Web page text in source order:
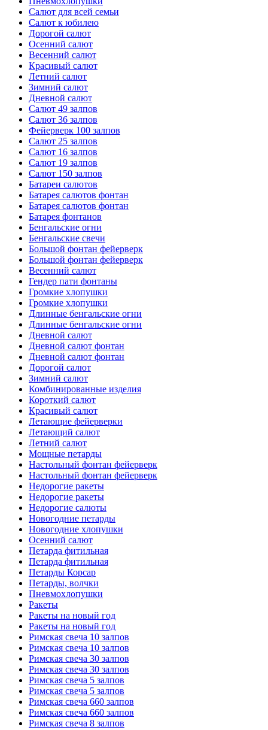
Салют для всей семьи
Салют к юбилею
Дорогой салют
Осенний салют
Весенний салют
Красивый салют
Летний салют
Зимний салют
Дневной салют
Салют 49 залпов
Салют 36 залпов
Фейерверк 100 залпов
Салют 25 залпов
Салют 16 залпов
Салют 19 залпов
Салют 150 залпов
Батареи салютов
Батарея салютов фонтан
Батарея салютов фонтан
Батарея фонтанов
Бенгальские огни
Бенгальские свечи
Большой фонтан фейерверк
Большой фонтан фейерверк
Весенний салют
Гендер пати фонтаны
Громкие хлопушки
Громкие хлопушки
Длинные бенгальские огни
Длинные бенгальские огни
Дневной салют
Дневной салют фонтан
Дневной салют фонтан
Дорогой салют
Зимний салют
Комбинированные изделия
Короткий салют
Красивый салют
Летающие фейерверки
Летающий салют
Летний салют
Мощные петарды
Настольный фонтан фейерверк
Настольный фонтан фейерверк
Недорогие ракеты
Недорогие ракеты
Недорогие салюты
Новогодние петарды
Новогодние хлопушки
Осенний салют
Петарда фитильная
Петарда фитильная
Петарды Корсар
Петарды, волчки
Пневмохлопушки
Ракеты
Ракеты на новый год
Ракеты на новый год
Римская свеча 10 залпов
Римская свеча 10 залпов
Римская свеча 30 залпов
Римская свеча 30 залпов
Римская свеча 5 залпов
Римская свеча 5 залпов
Римская свеча 660 залпов
Римская свеча 660 залпов
Римская свеча 8 залпов